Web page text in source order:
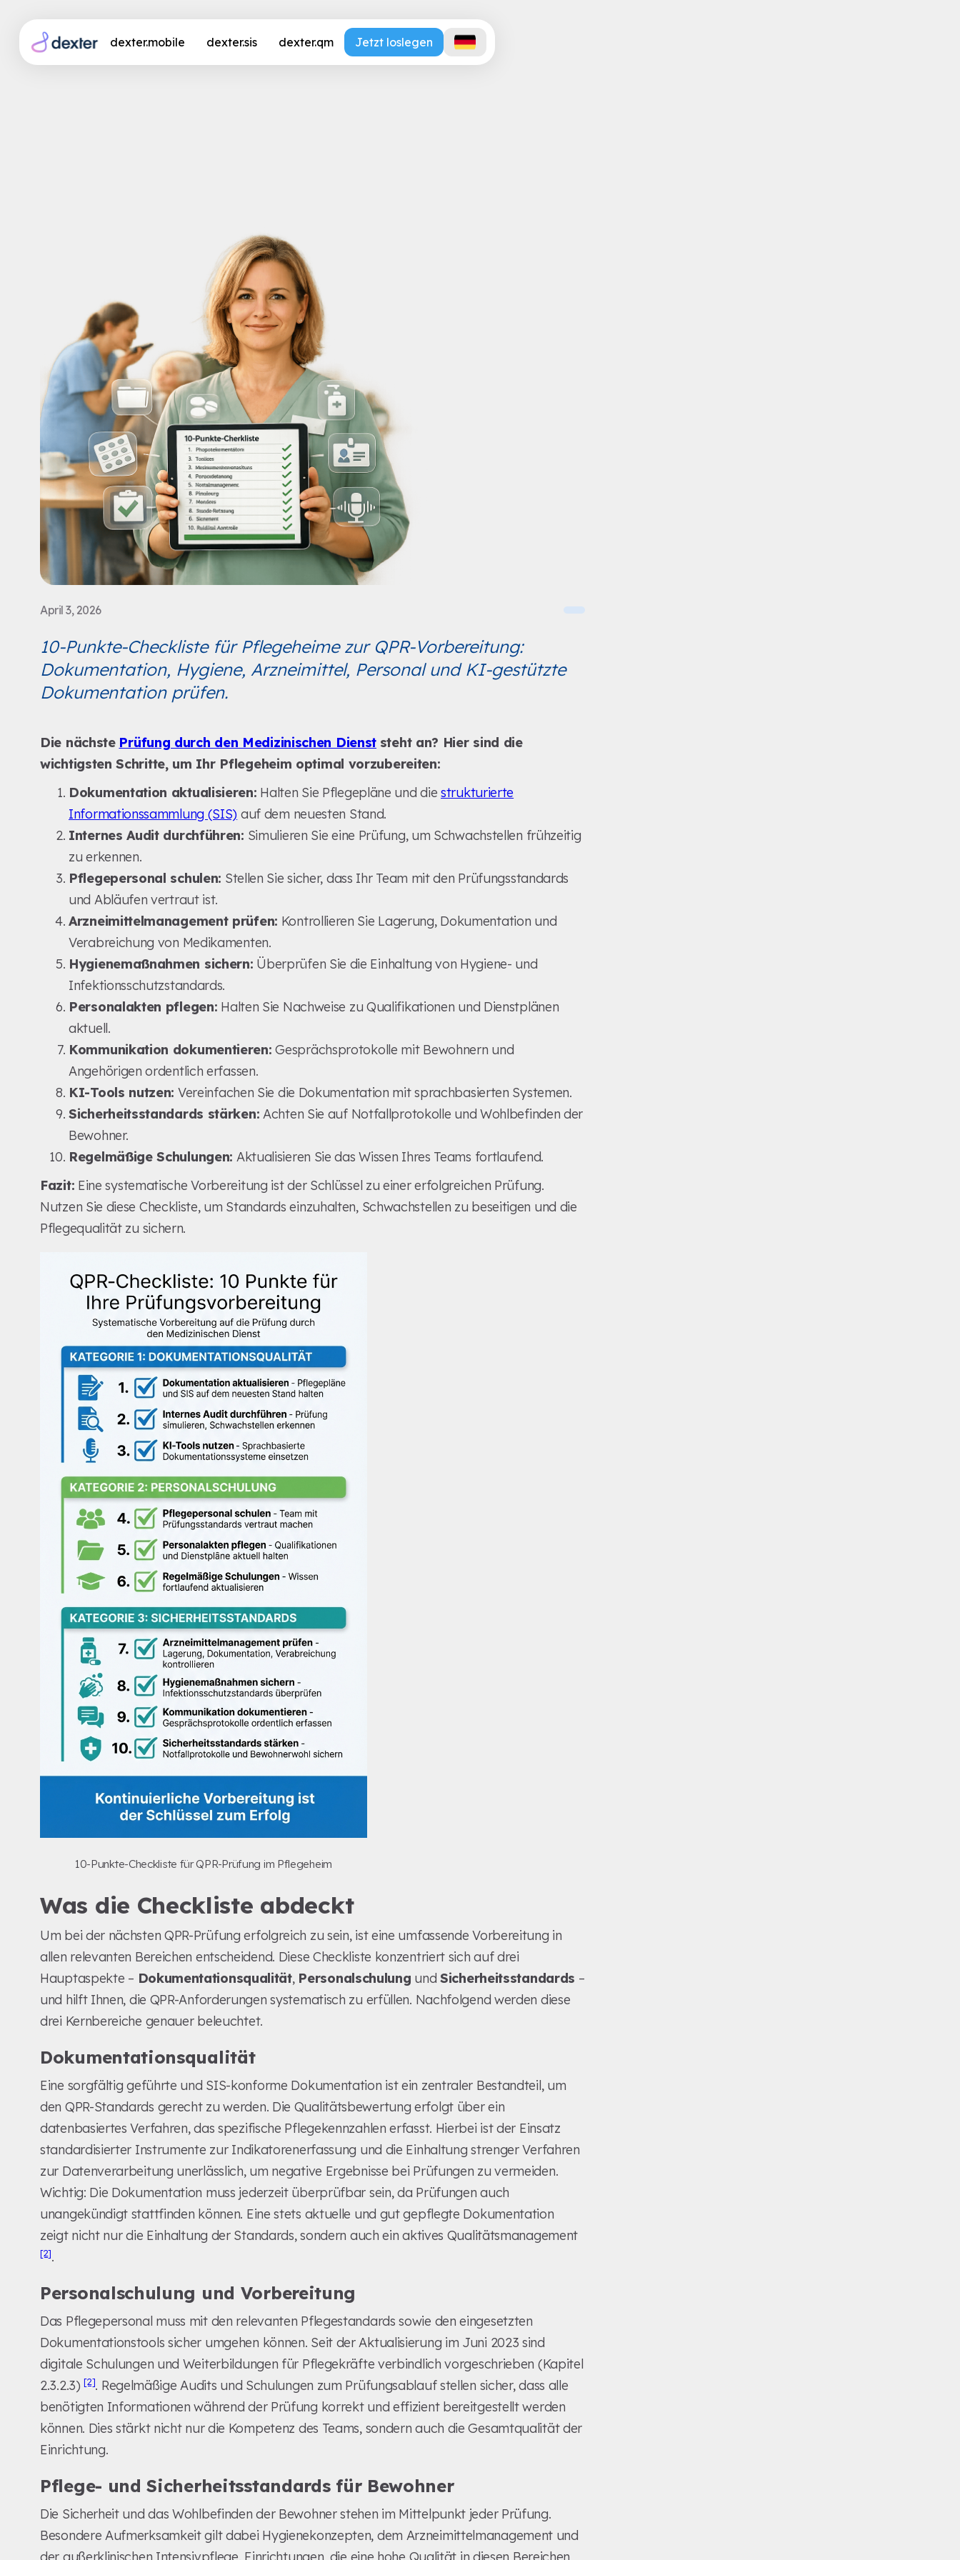
dexter.mobile dexter.sis dexter.qm Jetzt loslegen
April 3, 2026
10-Punkte-Checkliste für Pflegeheime zur QPR-Vorbereitung:
Dokumentation, Hygiene, Arzneimittel, Personal und KI-gestützte
Dokumentation prüfen.
Die nächste Prüfung durch den Medizinischen Dienst steht an? Hier sind die
wichtigsten Schritte, um Ihr Pflegeheim optimal vorzubereiten:
Dokumentation aktualisieren: Halten Sie Pflegepläne und diestrukturierte
Informationssammlung (SIS) auf dem neuesten Stand.
Internes Audit durchführen: Simulieren Sie eine Prüfung, um Schwachstellen frühzeitig
zu erkennen.
Pflegepersonal schulen: Stellen Sie sicher, dass Ihr Team mit den Prüfungsstandards
und Abläufen vertraut ist.
Arzneimittelmanagement prüfen: Kontrollieren Sie Lagerung, Dokumentation und
Verabreichung von Medikamenten.
Hygienemaßnahmen sichern: Überprüfen Sie die Einhaltung von Hygiene- und
Infektionsschutzstandards.
Personalakten pflegen: Halten Sie Nachweise zu Qualifikationen und Dienstplänen
aktuell.
Kommunikation dokumentieren: Gesprächsprotokolle mit Bewohnern und
Angehörigen ordentlich erfassen.
KI-Tools nutzen: Vereinfachen Sie die Dokumentation mit sprachbasierten Systemen.
Sicherheitsstandards stärken: Achten Sie auf Notfallprotokolle und Wohlbefinden der
Bewohner.
Regelmäßige Schulungen: Aktualisieren Sie das Wissen Ihres Teams fortlaufend.
Fazit: Eine systematische Vorbereitung ist der Schlüssel zu einer erfolgreichen Prüfung.
Nutzen Sie diese Checkliste, um Standards einzuhalten, Schwachstellen zu beseitigen und die
Pflegequalität zu sichern.
10-Punkte-Checkliste für QPR-Prüfung im Pflegeheim
Was die Checkliste abdeckt
Um bei der nächsten QPR-Prüfung erfolgreich zu sein, ist eine umfassende Vorbereitung in
allen relevanten Bereichen entscheidend. Diese Checkliste konzentriert sich auf drei
Hauptaspekte – Dokumentationsqualität, Personalschulung undSicherheitsstandards –
und hilft Ihnen, die QPR-Anforderungen systematisch zu erfüllen. Nachfolgend werden diese
drei Kernbereiche genauer beleuchtet.
Dokumentationsqualität
Eine sorgfältig geführte und SIS-konforme Dokumentation ist ein zentraler Bestandteil, um
den QPR-Standards gerecht zu werden. Die Qualitätsbewertung erfolgt über ein
datenbasiertes Verfahren, das spezifische Pflegekennzahlen erfasst. Hierbei ist der Einsatz
standardisierter Instrumente zur Indikatorenerfassung und die Einhaltung strenger Verfahren
zur Datenverarbeitung unerlässlich, um negative Ergebnisse bei Prüfungen zu vermeiden.
Wichtig: Die Dokumentation muss jederzeit überprüfbar sein, da Prüfungen auch
unangekündigt stattfinden können. Eine stets aktuelle und gut gepflegte Dokumentation
zeigt nicht nur die Einhaltung der Standards, sondern auch ein aktives Qualitätsmanagement
[2].
Personalschulung und Vorbereitung
Das Pflegepersonal muss mit den relevanten Pflegestandards sowie den eingesetzten
Dokumentationstools sicher umgehen können. Seit der Aktualisierung im Juni 2023 sind
digitale Schulungen und Weiterbildungen für Pflegekräfte verbindlich vorgeschrieben (Kapitel
2.3.2.3)[2]. Regelmäßige Audits und Schulungen zum Prüfungsablauf stellen sicher, dass alle
benötigten Informationen während der Prüfung korrekt und effizient bereitgestellt werden
können. Dies stärkt nicht nur die Kompetenz des Teams, sondern auch die Gesamtqualität der
Einrichtung.
Pflege- und Sicherheitsstandards für Bewohner
Die Sicherheit und das Wohlbefinden der Bewohner stehen im Mittelpunkt jeder Prüfung.
Besondere Aufmerksamkeit gilt dabei Hygienekonzepten, dem Arzneimittelmanagement und